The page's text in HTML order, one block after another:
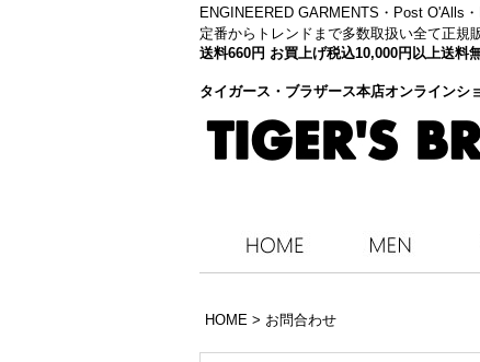
ENGINEERED GARMENTS・ Post O'Alls
定番からトレンドまで多数取扱い全て正規
送料660円 お買上げ税込10,000円以上送料
タイガース・ブラザース本店オンラインシ
HOME > お問合わせ